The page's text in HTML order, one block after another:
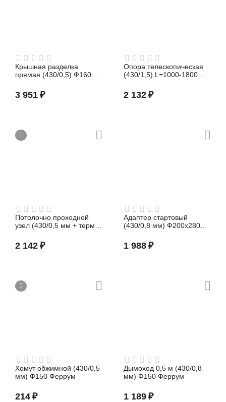
Крышная разделка
прямая (430/0,5) Ф160
3 951 ₽
Опора телескопическая
(430/1,5) L=1000-1800
2 132 ₽
Потолочно проходной
узел (430/0,5 мм + термо)
Феррум
2 142 ₽
Адаптер стартовый
(430/0,8 мм) Ф200х280
1 988 ₽
Хомут обжимной (430/0,5
мм) Ф150 Феррум
214 ₽
Дымоход 0,5 м (430/0,8
мм) Ф150 Феррум
1 189 ₽